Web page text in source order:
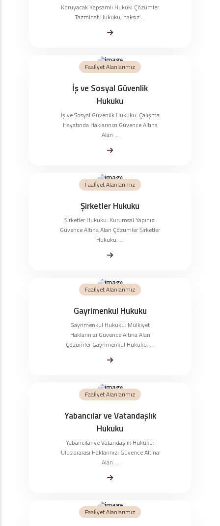
Koruyacak Kapsamlı Hukuki Çözümler
Tazminat Hukuku, haksız ...
Faali̇yet Alanlarımız
İş ve Sosyal Güvenlik
Hukuku
İş ve Sosyal Güvenlik Hukuku: Çalışma
Hayatında Haklarınızı Güvence Altına
Alan ...
Faali̇yet Alanlarımız
Şirketler Hukuku
Şirketler Hukuku: Kurumsal Yapınızı
Güvence Altına Alan Çözümler Şirketler
Hukuku, ...
Faali̇yet Alanlarımız
Gayrimenkul Hukuku
Gayrimenkul Hukuku: Mülkiyet
Haklarınızı Güvence Altına Alan
Çözümler Gayrimenkul Hukuku, ...
Faali̇yet Alanlarımız
Yabancılar ve Vatandaşlık
Hukuku
Yabancılar ve Vatandaşlık Hukuku:
Uluslararası Haklarınızı Güvence Altına
Alan ...
Faali̇yet Alanlarımız